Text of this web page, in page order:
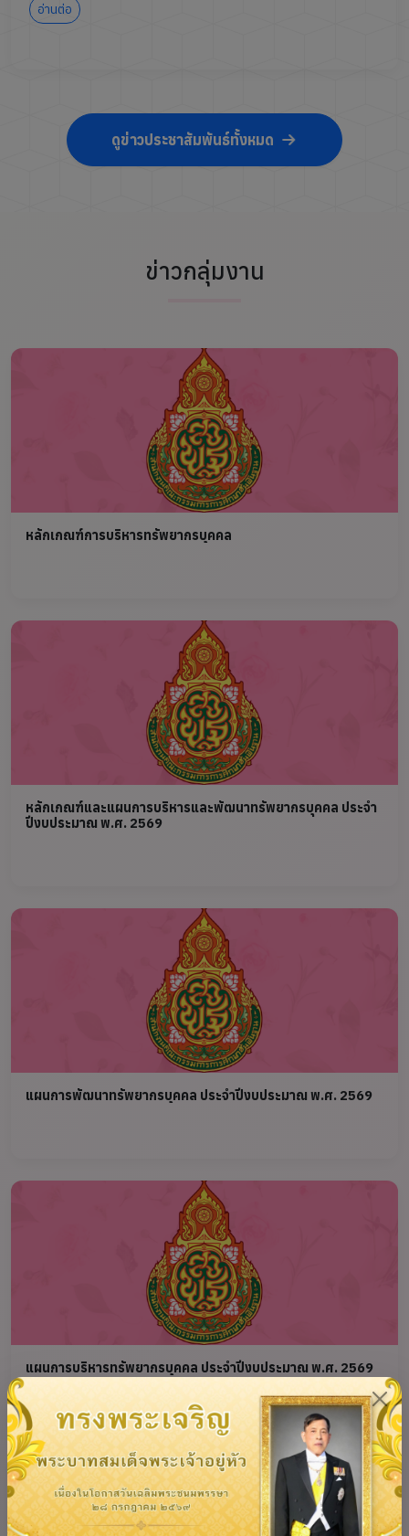
อ่านต่อ
ดูข่าวประชาสัมพันธ์ทั้งหมด
ข่าวกลุ่มงาน
หลักเกณฑ์การบริหารทรัพยากรบุคคล
หลักเกณฑ์และแผนการบริหารและพัฒนาทรัพยากรบุคคล ประจำ
ปีงบประมาณ พ.ศ. 2569
แผนการพัฒนาทรัพยากรบุคคล ประจำปีงบประมาณ พ.ศ. 2569
แผนการบริหารทรัพยากรบุคคล ประจำปีงบประมาณ พ.ศ. 2569